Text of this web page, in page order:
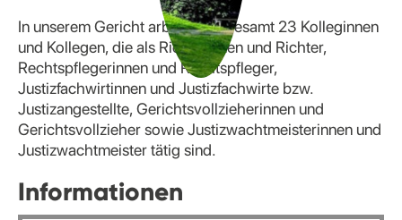
In unserem Gericht arbeiten insgesamt 23 Kolleginnen
und Kollegen, die als Richterinnen und Richter,
Rechtspflegerinnen und Rechtspfleger,
Justizfachwirtinnen und Justizfachwirte bzw.
Justizangestellte, Gerichtsvollzieherinnen und
Gerichtsvollzieher sowie Justizwachtmeisterinnen und
Justizwachtmeister tätig sind.
Informationen